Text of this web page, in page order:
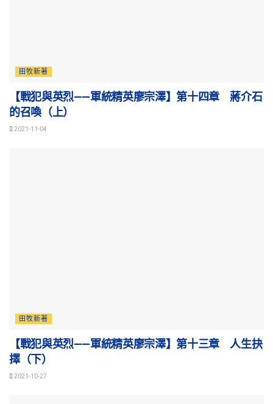
田牧新著
【戰犯與英烈——軍統精英廖宗澤】第十四章 蔣介石
的召喚（上）
2021-11-04
田牧新著
【戰犯與英烈——軍統精英廖宗澤】第十三章 人生抉
擇（下）
2021-10-27